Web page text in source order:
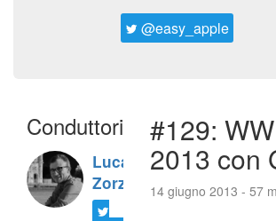
@easy_apple
Conduttori
Luca
Zorzi
#129:
2013 con
14 giugno 2013 - 57